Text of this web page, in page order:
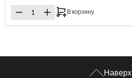
В корзину
Наверх